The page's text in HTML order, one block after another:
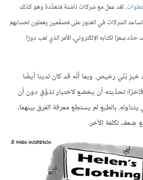
.لقد عمل مع شركات ناشئة مُتعدِّدة وهو كذلك
الشركات في العثور على مُصمِّمين يعملون لحسابهم
سِعرًا لكتابه الإلكتروني، الأمر الذي لعب دورًا
بُنِّي رخيص. وبما أنَّه قد كان لدينا أيضًا
تحدَّيته أن يخضع لاختبار تذوُّقٍ دون أن
بالطبع لم يستطِع معرفة الفرق بينهما،
ضِعف تكلفة الآخر.